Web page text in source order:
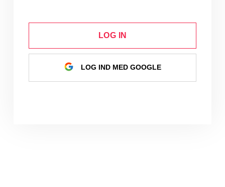
LOG IN
LOG IND MED GOOGLE